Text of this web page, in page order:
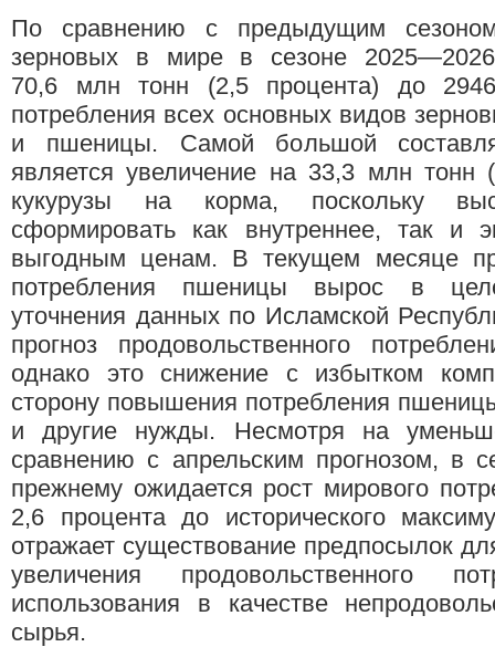
По сравнению с предыдущим
зерновых в мире в сезоне
70,6 млн тонн (2,5 процента) до
потребления всех основных видов
и пшеницы. Самой большой
является увеличение на 33,3 млн тонн
кукурузы на корма, поскольку
сформировать как внутреннее, так и
выгодным ценам. В текущем месяце
потребления пшеницы вырос в
уточнения данных по Исламской
прогноз продовольственного
однако это снижение с избытком
сторону повышения потребления
и другие нужды. Несмотря на
сравнению с апрельским прогнозом, в
прежнему ожидается рост мирового
2,6 процента до исторического
отражает существование предпосылок
увеличения продовольственного
использования в качестве
сырья.